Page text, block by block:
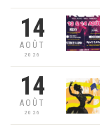
14
AOÛT
2026
14
AOÛT
2026